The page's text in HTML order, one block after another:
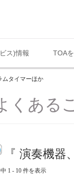
ス)情報 TOA
ムタイマーほか
くある
『 演奏機
1 - 10 件を表示